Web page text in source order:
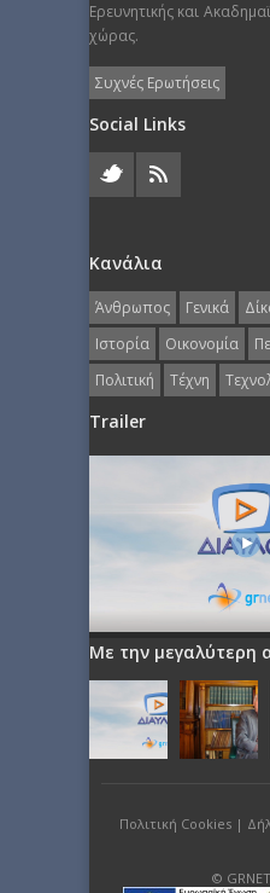
Ερευνητικής και
χώρας.
Συχνές Ερωτήσεις
Social Links
Κανάλια
Άνθρωπος Γενικά
Ιστορία
Οικονομία
Πολιτική
Τέχνη
Trailer
Με την μεγαλύτερη
Πολιτική Cookies|
©